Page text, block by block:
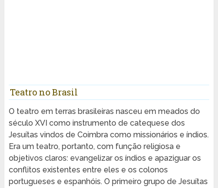
Teatro no Brasil
O teatro em terras brasileiras nasceu em meados do
século XVI como instrumento de catequese dos
Jesuítas vindos de Coimbra como missionários e índios.
Era um teatro, portanto, com função religiosa e
objetivos claros: evangelizar os índios e apaziguar os
conflitos existentes entre eles e os colonos
portugueses e espanhóis. O primeiro grupo de Jesuítas